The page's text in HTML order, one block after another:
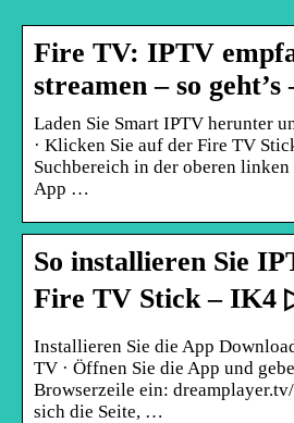
Fire TV: IPTV
streamen – so
Laden Sie Smart IPTV herunter
· Klicken Sie auf der Fire TV
Suchbereich in der oberen linken
App …
So installieren Sie
Fire TV Stick –
Installieren Sie die App
TV · Öffnen Sie die App und
Browserzeile ein:
sich die Seite, …